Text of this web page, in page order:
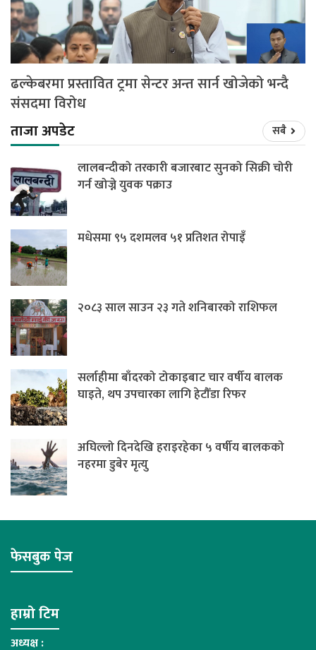
ढल्केबरमा प्रस्तावित ट्रमा सेन्टर अन्त सार्न खोजेको भन्दै
संसदमा विरोध
ताजा अपडेट
सबै
लालबन्दीको तरकारी बजारबाट सुनको सिक्री चोरी
गर्न खोज्ने युवक पक्राउ
मधेसमा ९५ दशमलव ५१ प्रतिशत रोपाइँ
२०८३ साल साउन २३ गते शनिबारको राशिफल
सर्लाहीमा बाँदरको टोकाइबाट चार वर्षीय बालक
घाइते, थप उपचारका लागि हेटौँडा रिफर
अघिल्लो दिनदेखि हराइरहेका ५ वर्षीय बालकको
नहरमा डुबेर मृत्यु
फेसबुक पेज
हाम्रो टिम
अध्यक्ष :